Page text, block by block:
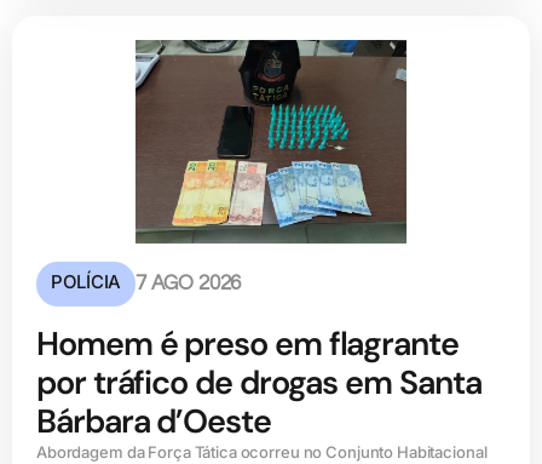
POLÍCIA 7 AGO 2026
Homem é preso em flagrante
por tráfico de drogas em Santa
Bárbara d’Oeste
Abordagem da Força Tática ocorreu no Conjunto Habitacional